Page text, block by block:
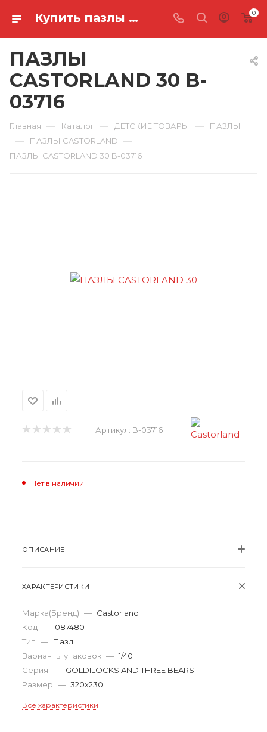
Купить пазлы castorland 30 B-03716 в Ростове-на-Дону 0
ПАЗЛЫ
CASTORLAND 30 B-
03716
Главная — Каталог — ДЕТСКИЕ ТОВАРЫ — ПАЗЛЫ
— ПАЗЛЫ CASTORLAND —
ПАЗЛЫ CASTORLAND 30 B-03716
Артикул: B-03716
Нет в наличии
ОПИСАНИЕ
ХАРАКТЕРИСТИКИ
Марка(Бренд) — Castorland
Код — 087480
Тип — Пазл
Варианты упаковок — 1/40
Серия — GOLDILOCKS AND THREE BEARS
Размер — 320х230
Все характеристики